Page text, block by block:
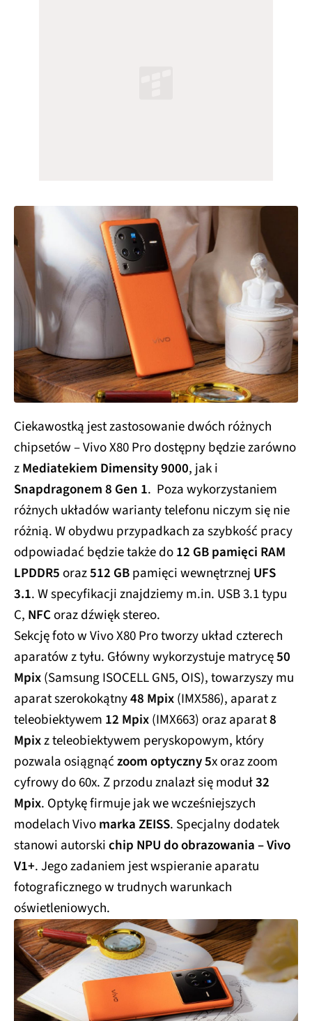
Ciekawostką jest zastosowanie dwóch różnych
chipsetów – Vivo X80 Pro dostępny będzie zarówno
zMediatekiem Dimensity 9000, jak i
Snapdragonem 8 Gen 1. Poza wykorzystaniem
różnych układów warianty telefonu niczym się nie
różnią. W obydwu przypadkach za szybkość pracy
odpowiadać będzie także do12 GB pamięci RAM
LPDDR5oraz512 GBpamięci wewnętrznej UFS
3.1. W specyfikacji znajdziemy m.in. USB 3.1 typu
C, NFCoraz dźwięk stereo.
Sekcję foto w Vivo X80 Pro tworzy układ czterech
aparatów z tyłu. Główny wykorzystuje matrycę50
Mpix(Samsung ISOCELL GN5, OIS), towarzyszy mu
aparat szerokokątny48 Mpix(IMX586), aparat z
teleobiektywem 12 Mpix(IMX663) oraz aparat8
Mpixz teleobiektywem peryskopowym, który
pozwala osiągnąćzoom optyczny 5x oraz zoom
cyfrowy do 60x. Z przodu znalazł się moduł32
Mpix. Optykę firmuje jak we wcześniejszych
modelach Vivomarka ZEISS. Specjalny dodatek
stanowi autorskichip NPU do obrazowania – Vivo
V1+. Jego zadaniem jest wspieranie aparatu
fotograficznego w trudnych warunkach
oświetleniowych.